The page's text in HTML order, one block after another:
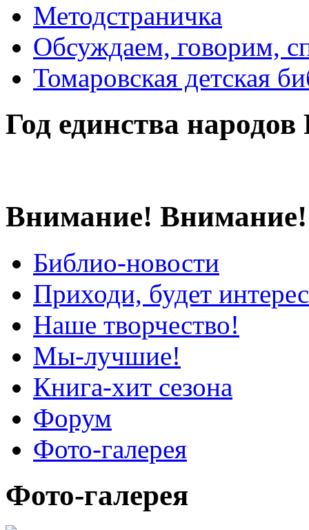
Методстраничка
Обсуждаем, говорим,
Томаровская детская
Год единства народов
Внимание! Внимание!
Библио-новости
Приходи, будет
Наше творчество!
Мы-лучшие!
Книга-хит сезона
Форум
Фото-галерея
Фото-галерея